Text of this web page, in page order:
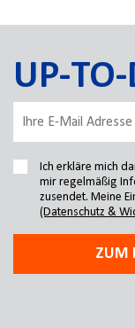
UP-
Ich erkläre mich
mir regelmäßig
zusendet. Meine
(Datenschutz &
ZUM